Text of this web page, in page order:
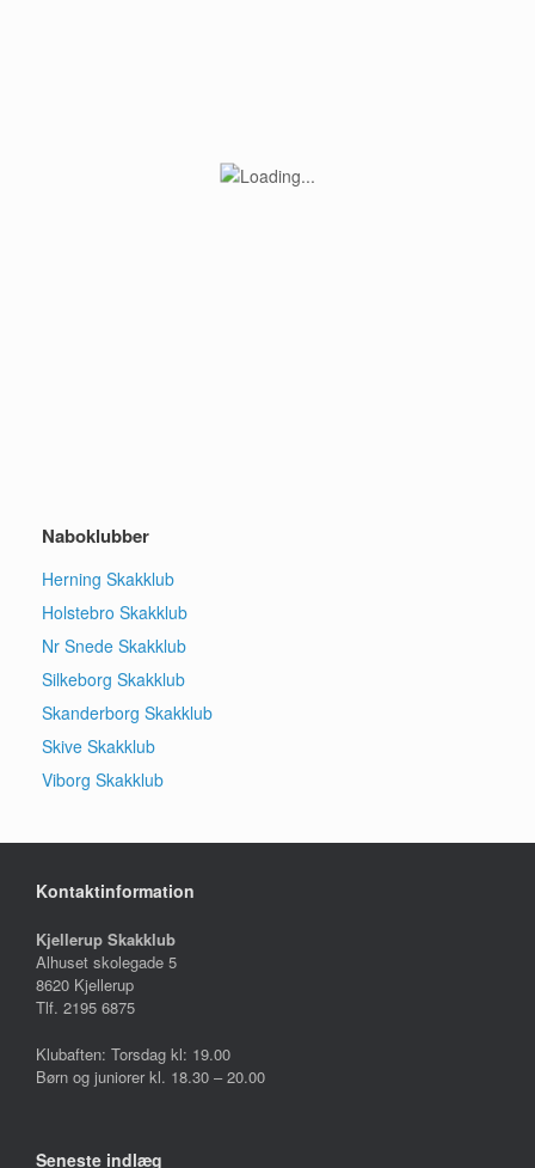
Naboklubber
Herning Skakklub
Holstebro Skakklub
Nr Snede Skakklub
Silkeborg Skakklub
Skanderborg Skakklub
Skive Skakklub
Viborg Skakklub
Kontaktinformation
Kjellerup Skakklub
Alhuset skolegade 5
8620 Kjellerup
Tlf. 2195 6875
Klubaften: Torsdag kl: 19.00
Børn og juniorer kl. 18.30 – 20.00
Seneste indlæg